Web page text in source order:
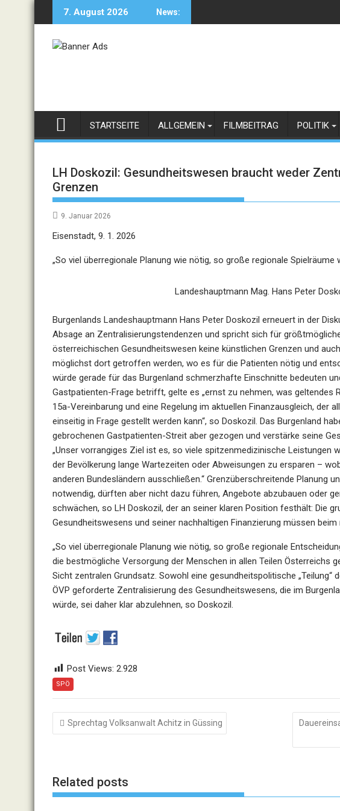
7. August 2026 News:
STARTSEITE ALLGEMEIN FILMBEITRAG POLITIK
LH Doskozil: Gesundheitswesen braucht weder
Grenzen
9. Januar 2026
Eisenstadt, 9. 1. 2026
„So viel überregionale Planung wie nötig, so große regionale Spielräume
Landeshauptmann Mag. Hans Peter
Burgenlands Landeshauptmann Hans Peter Doskozil erneuert in der
Absage an Zentralisierungstendenzen und spricht sich für
österreichischen Gesundheitswesen keine künstlichen Grenzen und
möglichst dort getroffen werden, wo es für die Patienten nötig und
würde gerade für das Burgenland schmerzhafte Einschnitte bedeuten
Gastpatienten-Frage betrifft, gelte es „ernst zu nehmen, was geltendes
15a-Vereinbarung und eine Regelung im aktuellen Finanzausgleich, der
einseitig in Frage gestellt werden kann“, so Doskozil. Das Burgenland
gebrochenen Gastpatienten-Streit aber gezogen und verstärke seine
„Unser vorrangiges Ziel ist es, so viele spitzenmedizinische Leistungen
der Bevölkerung lange Wartezeiten oder Abweisungen zu ersparen –
anderen Bundesländern ausschließen.“ Grenzüberschreitende Planung
notwendig, dürften aber nicht dazu führen, Angebote abzubauen oder
schwächen, so LH Doskozil, der an seiner klaren Position festhält: Die
Gesundheitswesens und seiner nachhaltigen Finanzierung müssen
„So viel überregionale Planung wie nötig, so große regionale
die bestmögliche Versorgung der Menschen in allen Teilen Österreichs
Sicht zentralen Grundsatz. Sowohl eine gesundheitspolitische „Teilung“
ÖVP geforderte Zentralisierung des Gesundheitswesens, die im
würde, sei daher klar abzulehnen, so Doskozil.
Post Views: 2.928
SPÖ
Beitragsnavigation
Sprechtag Volksanwalt Achitz in Güssing
Related posts